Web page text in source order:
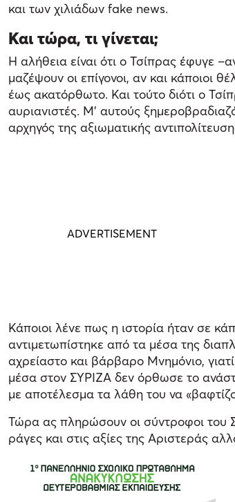
και των χιλιάδων fake news.
Και τώρα, τι γίνεται;
Η αλήθεια είναι ότι ο Τσίπρας έφυγε
μαζέψουν οι επίγονοι, αν και κάποιοι
έως ακατόρθωτο. Και τούτο διότι ο
αυριανιστές. Μ’ αυτούς
αρχηγός της αξιωματικής
Κάποιοι λένε πως η ιστορία ήταν σε
αντιμετωπίστηκε από τα μέσα της
αχρείαστο και βάρβαρο Μνημόνιο,
μέσα στον ΣΥΡΙΖΑ δεν όρθωσε το
με αποτέλεσμα τα λάθη του να
Τώρα ας πληρώσουν οι σύντροφοι του
ράγες και στις αξίες της Αριστεράς